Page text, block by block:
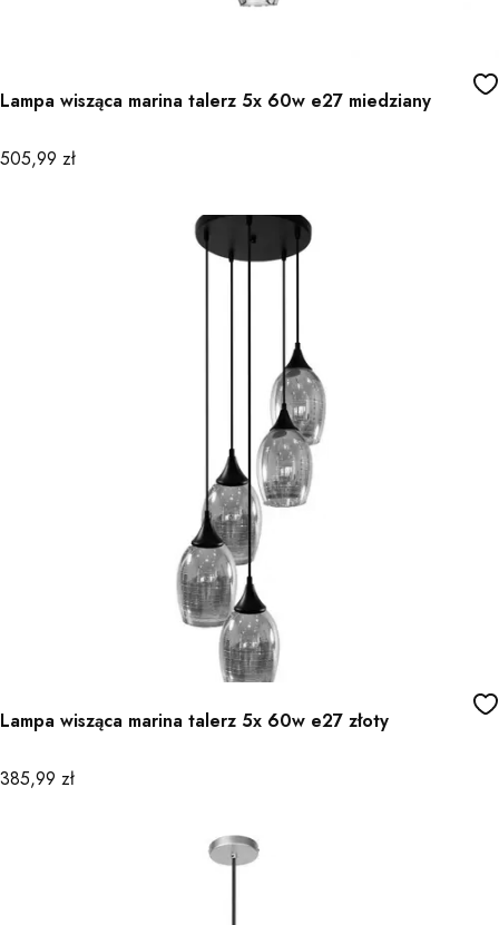
Lampa wisząca marina talerz 5x 60w e27 miedziany
Cena
505,99 zł
Lampa wisząca marina talerz 5x 60w e27 złoty
Cena
385,99 zł